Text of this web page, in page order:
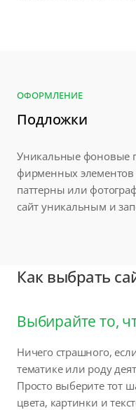
ОФОРМЛЕНИЕ
Подложки
Уникальные фоновые
фирменных
паттерны или
сайт уникальным и
Как выбрать
Выбирайте то,
Ничего страшного,
тематике или роду
Просто выберите тот
цвета, картинки и